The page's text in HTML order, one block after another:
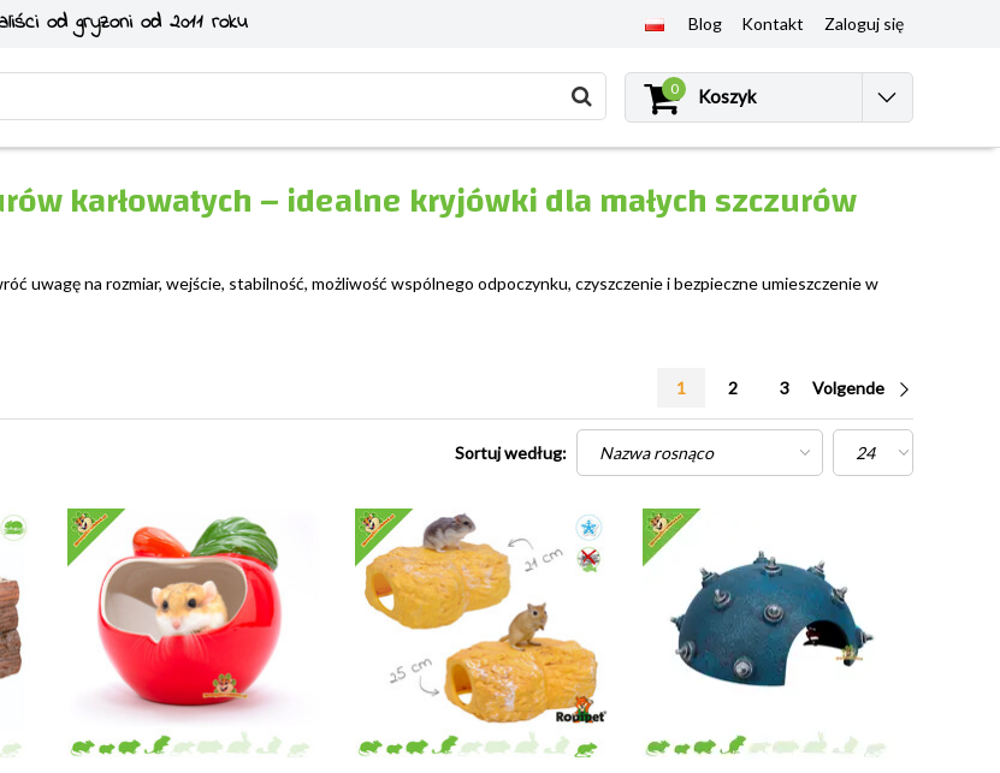
od gryzoni od 2011 roku
Blog Kontakt Zaloguj się
0 Koszyk
karłowatych – idealne kryjówki dla małych szczurów
uwagę na rozmiar, wejście, stabilność, możliwość wspólnego odpoczynku, czyszczenie i bezpieczne umieszczenie w
1 2 3 Volgende
Sortuj według: